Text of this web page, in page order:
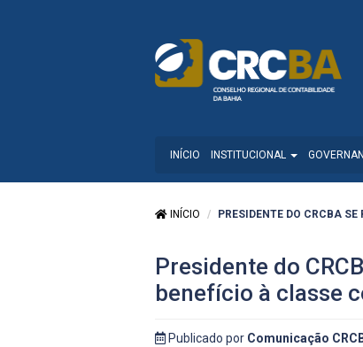
INÍCIO INSTITUCIONAL
INÍCIO PRESIDENTE DO CRCBA
Presidente do
benefício à classe
Publicado por Comunicação